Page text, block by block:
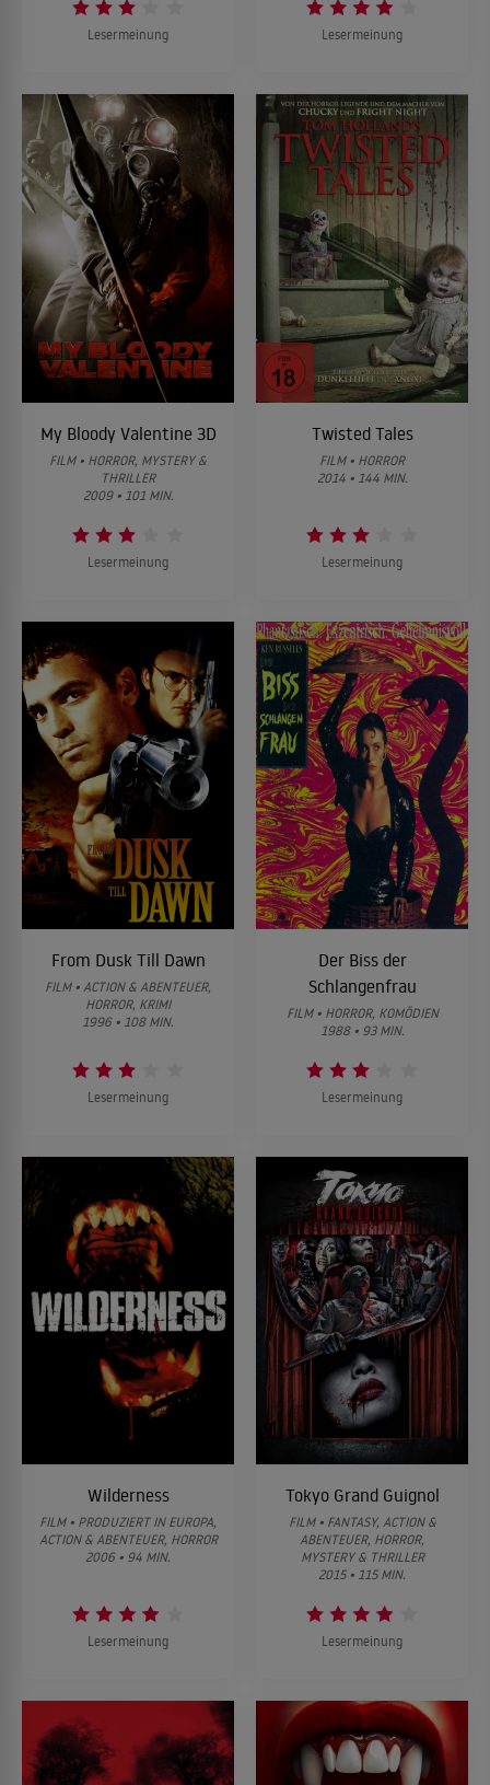
Lesermeinung Lesermeinung
My Bloody Valentine 3D
FILM • HORROR, MYSTERY &
THRILLER
2009 • 101 MIN.
Lesermeinung
Twisted Tales
FILM • HORROR
2014 • 144 MIN.
Lesermeinung
From Dusk Till Dawn
FILM • ACTION & ABENTEUER,
HORROR, KRIMI
1996 • 108 MIN.
Lesermeinung
Der Biss der
Schlangenfrau
FILM • HORROR, KOMÖDIEN
1988 • 93 MIN.
Lesermeinung
Wilderness
FILM • PRODUZIERT IN EUROPA,
ACTION & ABENTEUER, HORROR
2006 • 94 MIN.
Lesermeinung
Tokyo Grand Guignol
FILM • FANTASY, ACTION &
ABENTEUER, HORROR,
MYSTERY & THRILLER
2015 • 115 MIN.
Lesermeinung